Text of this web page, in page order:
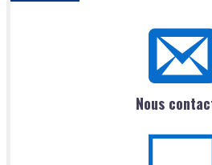
Nous